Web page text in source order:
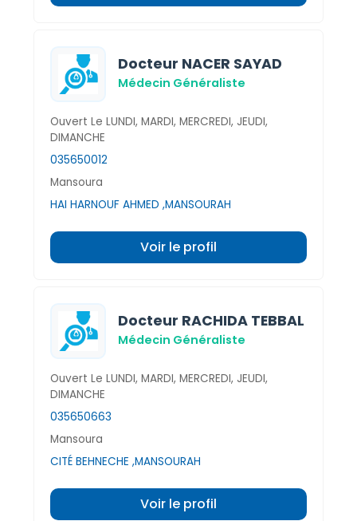
Docteur NACER SAYAD
Médecin Généraliste
Ouvert Le LUNDI, MARDI, MERCREDI, JEUDI,
DIMANCHE
035650012
Mansoura
HAI HARNOUF AHMED ,MANSOURAH
Voir le profil
Docteur RACHIDA TEBBAL
Médecin Généraliste
Ouvert Le LUNDI, MARDI, MERCREDI, JEUDI,
DIMANCHE
035650663
Mansoura
CITÉ BEHNECHE ,MANSOURAH
Voir le profil